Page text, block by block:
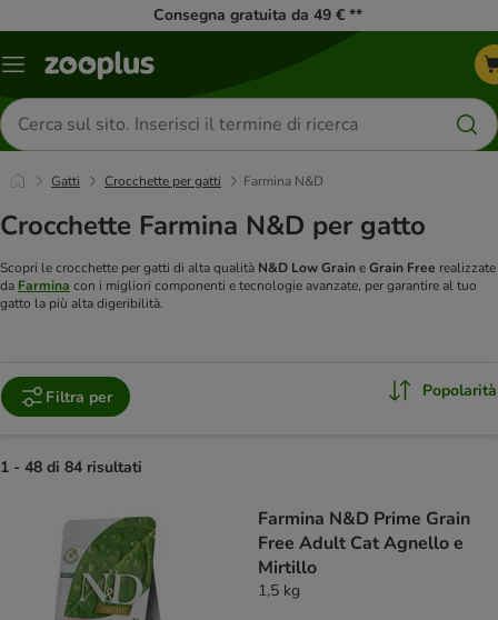
Consegna gratuita da 49 € **
Overview
Cerca
prodotti
Gatti Crocchette per gatti Farmina N&D
Crocchette Farmina N&D per gatto
Scopri le crocchette per gatti di alta qualità N&D Low GraineGrain Free realizzate
da Farmina con i migliori componenti e tecnologie avanzate, per garantire al tuo
gatto la più alta digeribilità.
Filtra per Popolarità
1 - 48 di 84 risultati
Farmina N&D Prime Grain
Free Adult Cat Agnello e
Mirtillo
1,5 kg